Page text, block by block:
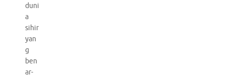
duni
a
sihir
yan
g
ben
ar-